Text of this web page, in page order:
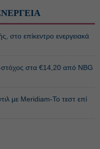
στο επίκεντρο ενεργειακά
στα €14,20 από NBG
με Meridiam-Το τεστ επί